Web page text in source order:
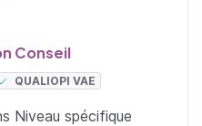
Conseil
QUALIOPI VAE
Niveau spécifique